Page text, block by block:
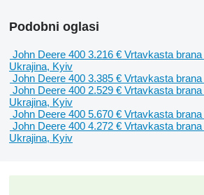
Podobni oglasi
John Deere 400 3.216 € Vrtavkasta brana
Ukrajina, Kyiv
John Deere 400 3.385 € Vrtavkasta brana
John Deere 400 2.529 € Vrtavkasta brana
Ukrajina, Kyiv
John Deere 400 5.670 € Vrtavkasta brana
John Deere 400 4.272 € Vrtavkasta brana
Ukrajina, Kyiv